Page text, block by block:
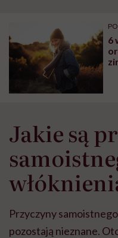
głupota i brak
wyobraźni"
6
Jakie są
Przyczyny
pozostają nieznane.